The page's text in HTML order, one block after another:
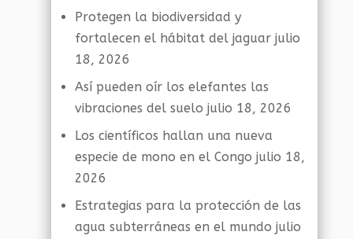
Protegen la biodiversidad y
fortalecen el hábitat del jaguar julio
18, 2026
Así pueden oír los elefantes las
vibraciones del suelo julio 18, 2026
Los científicos hallan una nueva
especie de mono en el Congo julio 18,
2026
Estrategias para la protección de las
agua subterráneas en el mundo julio